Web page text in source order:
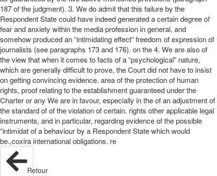
187 of the judgment). 3. We do admit that this failure by the
Respondent State could have indeed generated a certain degree of
fear and anxiety within the media profession in general, and
somehow produced an “intimidating effect” freedom of expression of
journalists (see paragraphs 173 and 176). on the 4. We are also of
the view that when it comes to facts of a “psychological” nature,
which are generally difficult to prove, the Court did not have to insist
on getting convincing evidence. area of the protection of human
rights, proof relating to the establishment guaranteed under the
Charter or any We are in favour, especially in the of an adjustment of
the standard of of the violation of certain. rights other applicable legal
instruments, and in particular, regarding evidence of the possible
“intimidat of a behaviour by a Respondent State which would
be.,coxira international obligations. re
Retour